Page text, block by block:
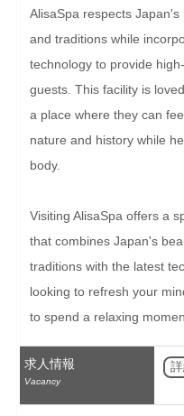
AlisaSpa respects
and traditions while
technology to provide
guests. This facility is
a place where they can
nature and history while
body.
Visiting AlisaSpa offers a
that combines Japan's
traditions with the latest
looking to refresh your
to spend a relaxing
求人情報
Vacancy